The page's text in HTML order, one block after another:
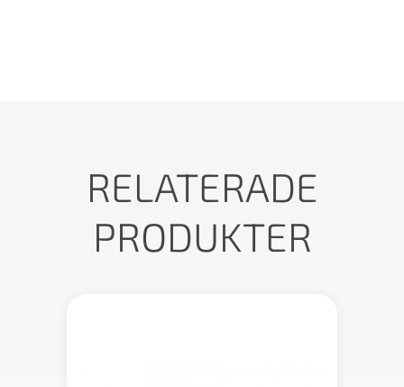
RELATERADE
PRODUKTER